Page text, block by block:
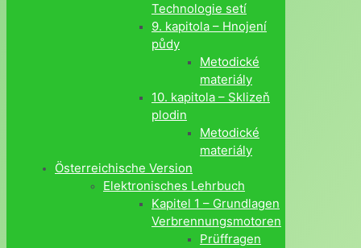
Technologie setí
9. kapitola – Hnojení
půdy
Metodické
materiály
10. kapitola – Sklizeň
plodin
Metodické
materiály
Österreichische Version
Elektronisches Lehrbuch
Kapitel 1 – Grundlagen
Verbrennungsmotoren
Prüffragen